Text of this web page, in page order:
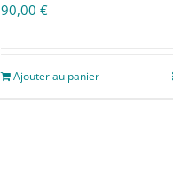
90,00 €
Ajouter au panier